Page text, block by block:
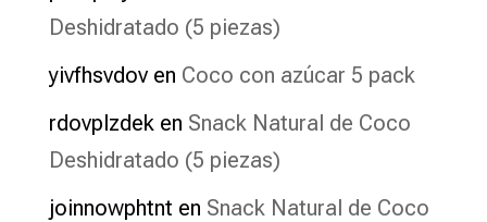
Deshidratado (5 piezas)
yivfhsvdoven Coco con azúcar 5 pack
rdovplzdeken Snack Natural de Coco
Deshidratado (5 piezas)
joinnowphtnt en Snack Natural de Coco